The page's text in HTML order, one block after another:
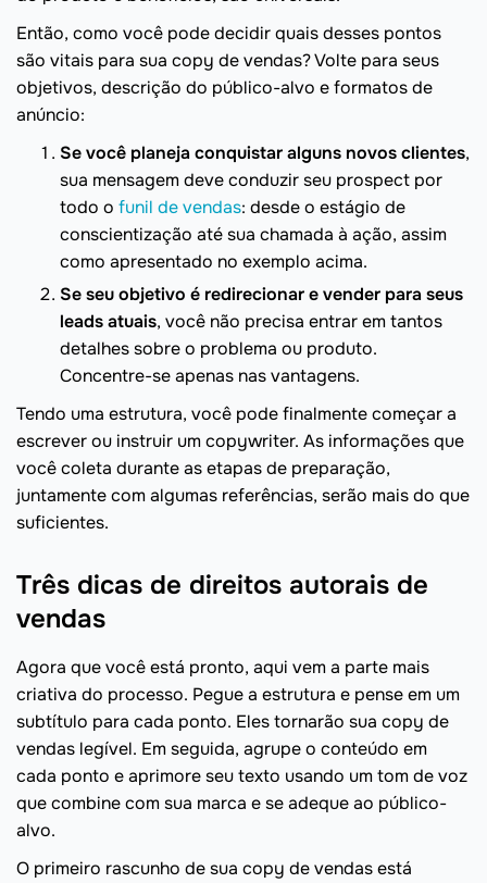
Então, como você pode decidir quais desses pontos
são vitais para sua copy de vendas? Volte para seus
objetivos, descrição do público-alvo e formatos de
anúncio:
Se você planeja conquistar alguns novos clientes,
sua mensagem deve conduzir seu prospect por
todo o funil de vendas: desde o estágio de
conscientização até sua chamada à ação, assim
como apresentado no exemplo acima.
Se seu objetivo é redirecionar e vender para seus
leads atuais, você não precisa entrar em tantos
detalhes sobre o problema ou produto.
Concentre-se apenas nas vantagens.
Tendo uma estrutura, você pode finalmente começar a
escrever ou instruir um copywriter. As informações que
você coleta durante as etapas de preparação,
juntamente com algumas referências, serão mais do que
suficientes.
Três dicas de direitos autorais de
vendas
Agora que você está pronto, aqui vem a parte mais
criativa do processo. Pegue a estrutura e pense em um
subtítulo para cada ponto. Eles tornarão sua copy de
vendas legível. Em seguida, agrupe o conteúdo em
cada ponto e aprimore seu texto usando um tom de voz
que combine com sua marca e se adeque ao público-
alvo.
O primeiro rascunho de sua copy de vendas está